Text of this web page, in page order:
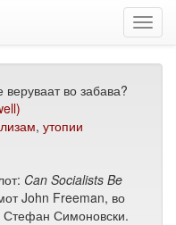
веруваат во забава?
, утопии
Can Socialists Be
John Freeman, во
Симоновски.